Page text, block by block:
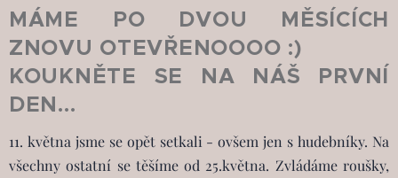
MÁME PO DVOU MĚSÍCÍCH
ZNOVU OTEVŘENOOOO :)
KOUKNĚTE SE NA NÁŠ PRVNÍ
DEN...
11. května jsme se opět setkali - ovšem jen s hudebníky. Na
všechny ostatní se těšíme od 25.května. Zvládáme roušky,